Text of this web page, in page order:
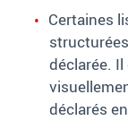
Certaines
déclarée.
déclarés